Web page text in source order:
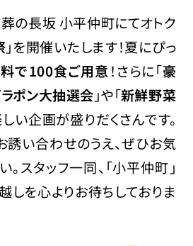
の長坂 小平仲町にてオトク
」を開催いたします！夏にぴっ
で100食ご用意 ！さらに「豪
ポン大抽選会 」や「新鮮野菜
しい企画が盛りだくさんです。
誘い合わせのうえ、ぜひお気
スタッフ一同、「小平仲町」
しを心よりお待ちしておりま